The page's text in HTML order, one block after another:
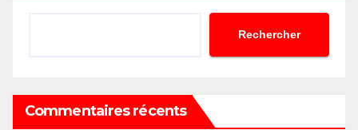
Rechercher
Commentaires récents